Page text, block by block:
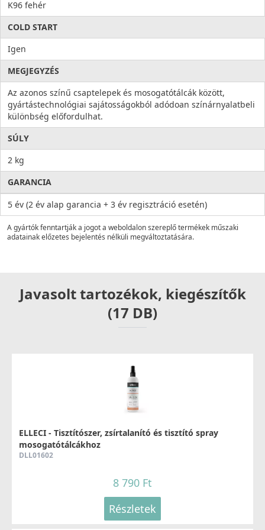
K96 fehér
COLD START
Igen
MEGJEGYZÉS
Az azonos színű csaptelepek és mosogatótálcák között,
gyártástechnológiai sajátosságokból adódoan színárnyalatbeli
különbség előfordulhat.
SÚLY
2 kg
GARANCIA
5 év (2 év alap garancia + 3 év regisztráció esetén)
A gyártók fenntartják a jogot a weboldalon szereplő termékek műszaki
adatainak előzetes bejelentés nélküli megváltoztatására.
Javasolt tartozékok, kiegészítők
(17 DB)
ELLECI - Tisztítószer, zsírtalanító és tisztító spray
mosogatótálcákhoz
DLL01602
8 790 Ft
Részletek